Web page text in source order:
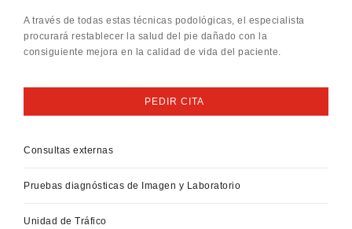
A través de todas estas técnicas podológicas, el especialista
procurará restablecer la salud del pie dañado con la
consiguiente mejora en la calidad de vida del paciente.
PEDIR CITA
Consultas externas
Pruebas diagnósticas de Imagen y Laboratorio
Unidad de Tráfico